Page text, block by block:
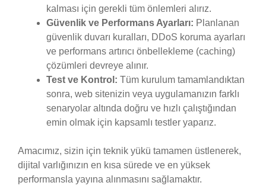
kalması için gerekli tüm önlemleri alırız.
Güvenlik ve Performans Ayarları: Planlanan
güvenlik duvarı kuralları, DDoS koruma ayarları
ve performans artırıcı önbellekleme (caching)
çözümleri devreye alınır.
Test ve Kontrol: Tüm kurulum tamamlandıktan
sonra, web sitenizin veya uygulamanızın farklı
senaryolar altında doğru ve hızlı çalıştığından
emin olmak için kapsamlı testler yaparız.
Amacımız, sizin için teknik yükü tamamen üstlenerek,
dijital varlığınızın en kısa sürede ve en yüksek
performansla yayına alınmasını sağlamaktır.